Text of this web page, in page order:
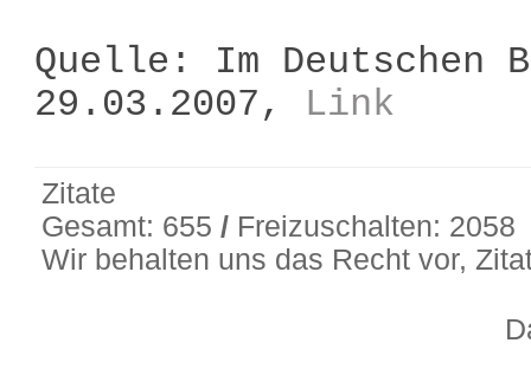
Quelle: Im Deutschen
29.03.2007, Link
Zitate
Gesamt: 655/ Freizuschalten: 2058
Wir behalten uns das Recht vor,